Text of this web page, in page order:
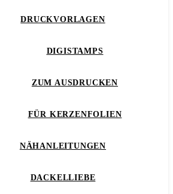
DRUCKVORLAGEN
DIGISTAMPS
ZUM AUSDRUCKEN
FÜR KERZENFOLIEN
NÄHANLEITUNGEN
DACKELLIEBE